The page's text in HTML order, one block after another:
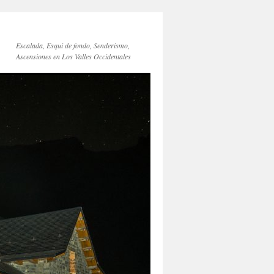
Escalada, Esqui de fondo, Senderismo,
Ascensiones en Los Valles Occidentales